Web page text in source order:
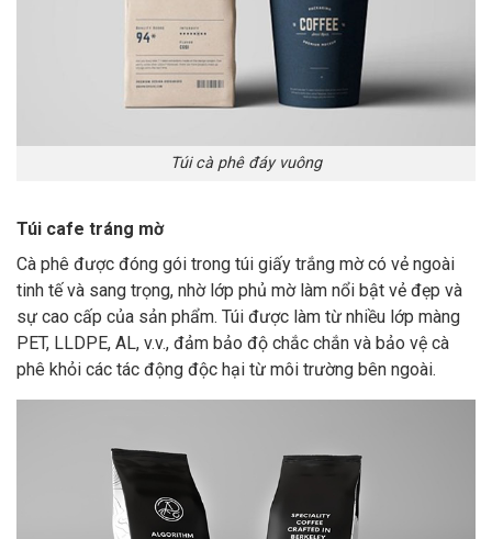
Túi cà phê đáy vuông
Túi cafe tráng mờ
Cà phê được đóng gói trong túi giấy trắng mờ có vẻ ngoài
tinh tế và sang trọng, nhờ lớp phủ mờ làm nổi bật vẻ đẹp và
sự cao cấp của sản phẩm. Túi được làm từ nhiều lớp màng
PET, LLDPE, AL, v.v., đảm bảo độ chắc chắn và bảo vệ cà
phê khỏi các tác động độc hại từ môi trường bên ngoài.